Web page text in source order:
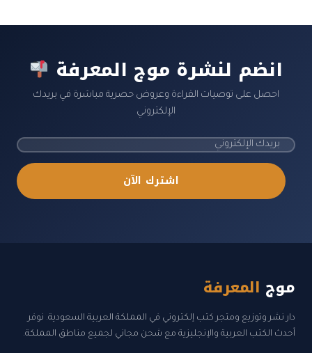
انضم لنشرة موج المعرفة
احصل على توصيات القراءة وعروض حصرية مباشرة في بريدك
الإلكتروني
اشترك الآن
موج المعرفة
دار نشر وتوزيع ومتجر كتب إلكتروني في المملكة العربية السعودية. نوفر
أحدث الكتب العربية والإنجليزية مع شحن مجاني لجميع مناطق المملكة.